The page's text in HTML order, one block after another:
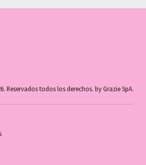
Reservados todos los derechos. by Grazie SpA.